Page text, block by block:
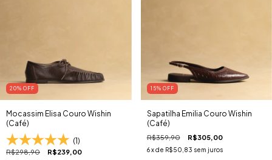
20% OFF
Mocassim Elisa Couro Wishin
(Café)
(1)
R$298,90 R$239,00
15% OFF
Sapatilha Emilia Couro Wishin
(Café)
R$359,90 R$305,00
6 x de R$50,83 sem juros